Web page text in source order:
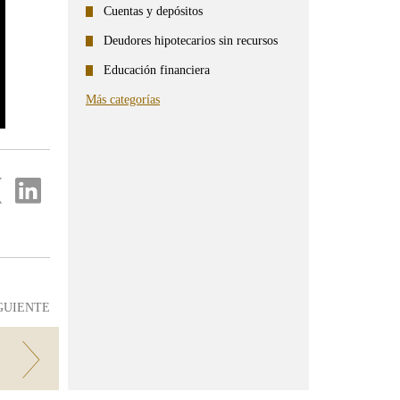
Compartir
en
Cuentas y depósitos
Deudores hipotecarios sin recursos
Educación financiera
Más categorías